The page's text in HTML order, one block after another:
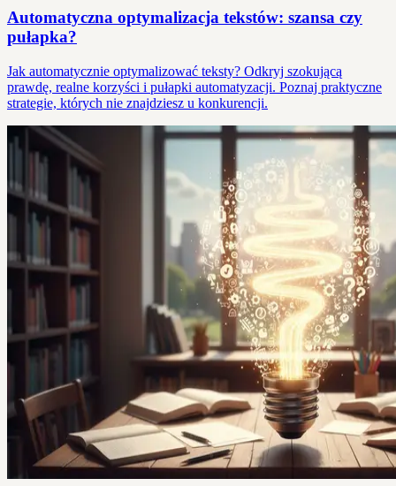
Automatyczna optymalizacja tekstów: szansa czy
pułapka?
Jak automatycznie optymalizować teksty? Odkryj szokującą
prawdę, realne korzyści i pułapki automatyzacji. Poznaj praktyczne
strategie, których nie znajdziesz u konkurencji.